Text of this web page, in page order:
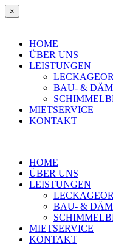
×
HOME
ÜBER UNS
LEISTUNGEN
BAU- &
MIETSERVICE
KONTAKT
HOME
ÜBER UNS
LEISTUNGEN
BAU- &
MIETSERVICE
KONTAKT